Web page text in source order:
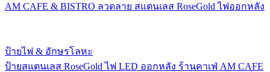
AM CAFE & BISTRO ลวดลาย สแตนเลส RoseGold ไฟออกหลัง
ป้ายไฟ & อักษรโลหะ
ป้ายสแตนเลส RoseGold ไฟ LED ออกหลัง ร้านคาเฟ่ AM CAFE